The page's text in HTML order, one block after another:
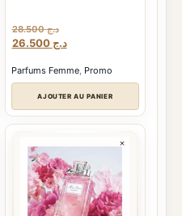
د.ج28.500
Le
initial
était :
د.ج 28.500.
د.ج 26.500
Le
actuel
est :
Parfums Femme, Promo
AJOUTER AU PANIER